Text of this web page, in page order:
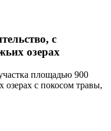
с
озерах
площадью 900
озерах с покосом травы,